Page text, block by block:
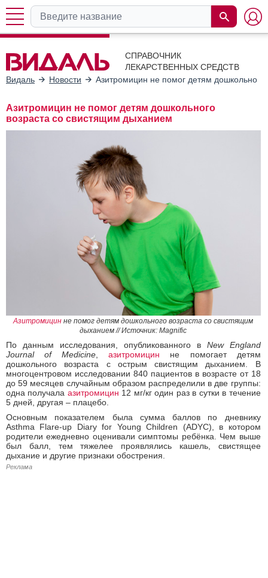
СПРАВОЧНИК
ЛЕКАРСТВЕННЫХ СРЕДСТВ
Видаль
Новости Азитромицин не помог детям
Азитромицин не помог детям дошкольного
возраста со свистящим дыханием
Азитромицин не помог детям дошкольного возраста со свистящим
дыханием // Источник: Magnific
По данным исследования, опубликованного в New England
Journal of Medicine ,азитромицин не помогает детям
дошкольного возраста с острым свистящим дыханием. В
многоцентровом исследовании 840 пациентов в возрасте от 18
до 59 месяцев случайным образом распределили в две группы:
одна получала азитромицин 12 мг/кг один раз в сутки в течение
5 дней, другая – плацебо.
Основным показателем была сумма баллов по дневнику
Asthma Flare-up Diary for Young Children (ADYC), в котором
родители ежедневно оценивали симптомы ребёнка. Чем выше
был балл, тем тяжелее проявлялись кашель, свистящее
дыхание и другие признаки обострения.
Реклама